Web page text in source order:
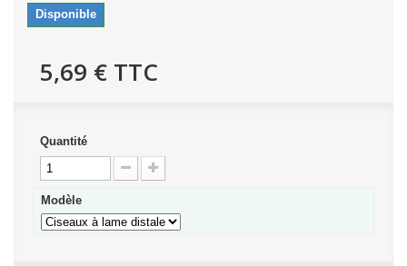
Disponible
5,69 € TTC
Quantité
Modèle